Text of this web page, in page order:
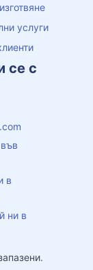
услуги
се с
в
ни в